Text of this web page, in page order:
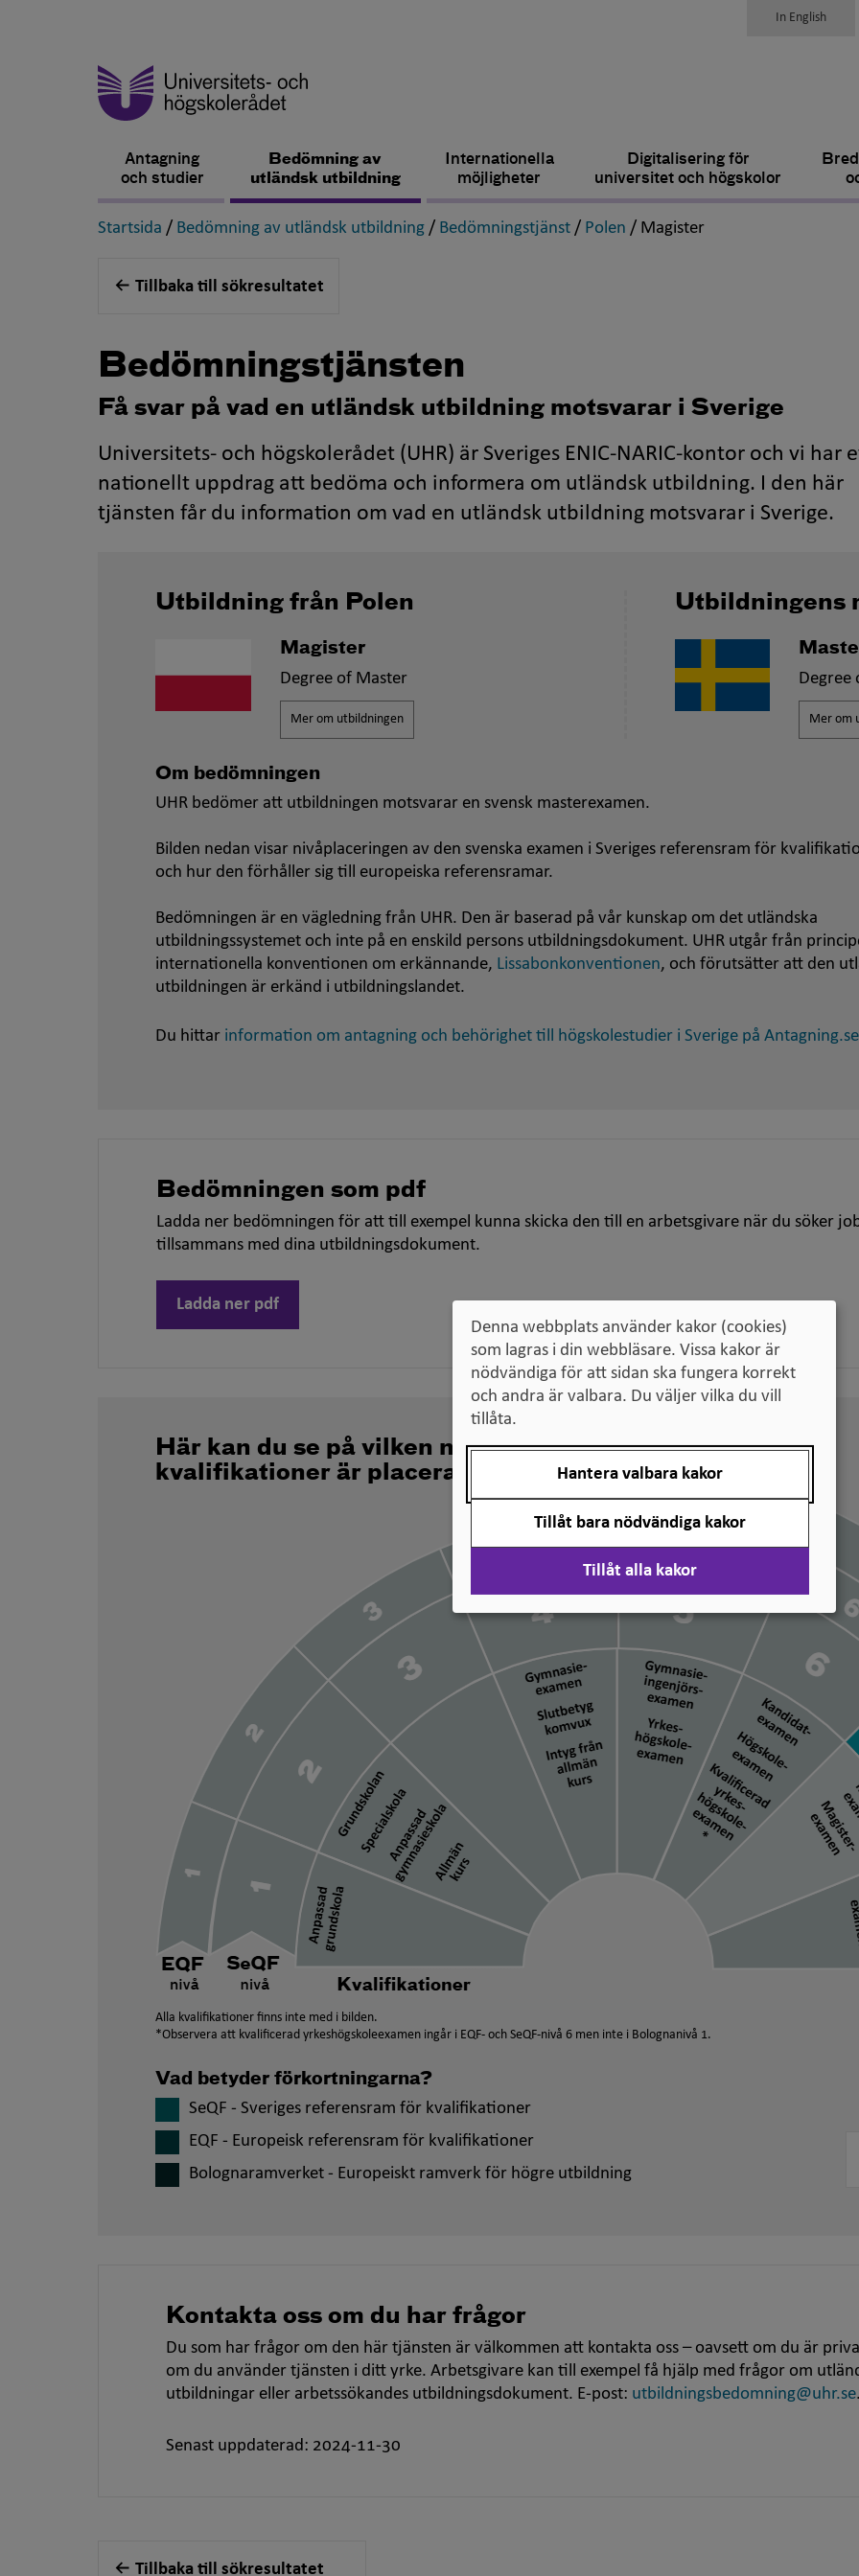
In English
Antagning
och studier
Bedömning av
utländsk utbildning
Internationella
möjligheter
Digitalisering för
universitet och högskolor
Startsida ,
/ Bedömning av utländsk utbildning ,
/ Bedömningstjänst ,
/ Polen ,
/ Magister,
Tillbaka till sökresultatet
Bedömningstjänsten
Få svar på vad en utländsk utbildning motsvarar i Sverige
Universitets- och högskolerådet (UHR) är Sveriges ENIC-NARIC-kontor och vi har
nationellt uppdrag att bedöma och informera om utländsk utbildning. I den här
tjänsten får du information om vad en utländsk utbildning motsvarar i Sverige.
Utbildning från Polen
Magister
Degree of Master
Mer om utbildningen
Utbildningens
Degree
Mer om
Om bedömningen
UHR bedömer att utbildningen motsvarar en svensk masterexamen.
Bilden nedan visar nivåplaceringen av den svenska examen i Sveriges referensram för
och hur den förhåller sig till europeiska referensramar.
Bedömningen är en vägledning från UHR. Den är baserad på vår kunskap om det utländska
utbildningssystemet och inte på en enskild persons utbildningsdokument. UHR utgår från
internationella konventionen om erkännande, Lissabonkonventionen, och förutsätter att den
utbildningen är erkänd i utbildningslandet.
Du hittar information om antagning och behörighet till högskolestudier i Sverige på Antagning.se
Bedömningen som pdf
Ladda ner bedömningen för att till exempel kunna skicka den till en arbetsgivare när du söker
tillsammans med dina utbildningsdokument.
Ladda ner pdf
Här kan du se på vilken nivå svenska
kvalifikationer är placerade
Alla kvalifikationer finns inte med i bilden.
*Observera att kvalificerad yrkeshögskoleexamen ingår i EQF- och SeQF-nivå 6 men inte i Bolognanivå 1.
Vad betyder förkortningarna?
SeQF - Sveriges referensram för kvalifikationer
EQF - Europeisk referensram för kvalifikationer
Bolognaramverket - Europeiskt ramverk för högre utbildning
Kontakta oss om du har frågor
Du som har frågor om den här tjänsten är välkommen att kontakta oss – oavsett om du är
om du använder tjänsten i ditt yrke. Arbetsgivare kan till exempel få hjälp med frågor om
utbildningar eller arbetssökandes utbildningsdokument. E-post: utbildningsbedomning@uhr.se.
Senast uppdaterad: 2024-11-30
Tillbaka till sökresultatet
Denna webbplats använder kakor (cookies)
som lagras i din webbläsare. Vissa kakor är
nödvändiga för att sidan ska fungera korrekt
och andra är valbara. Du väljer vilka du vill
tillåta.
Hantera valbara kakor
Tillåt bara nödvändiga kakor
Tillåt alla kakor